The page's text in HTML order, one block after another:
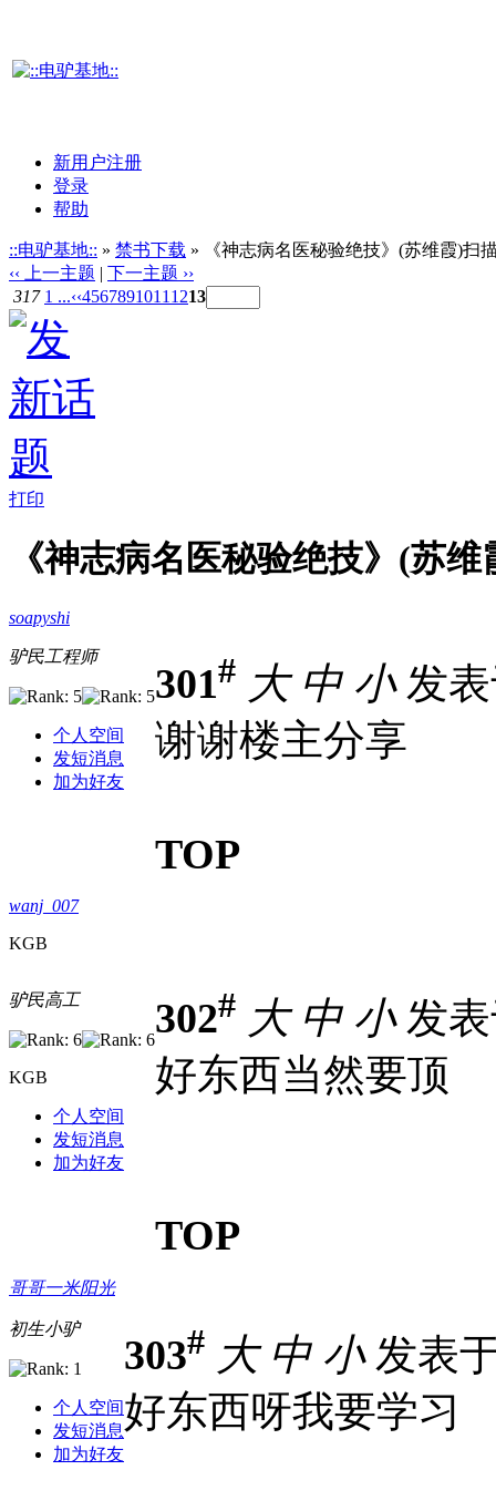
新用户注册
登录
帮助
::电驴基地:: » 禁书下载 » 《神志病名医秘验绝技》(苏维霞)扫
‹‹ 上一主题 | 下一主题 ››
317 1 ...‹‹4567891011 1213
打印
《神志病名医秘验绝技》(苏
soapyshi
驴民工程师
个人空间
发短消息
加为好友
301# 大 中 小发表
谢谢楼主分享
TOP
wanj_007
KGB
驴民高工
KGB
个人空间
发短消息
加为好友
302# 大 中 小发表
好东西当然要顶
TOP
哥哥一米阳光
初生小驴
个人空间
发短消息
加为好友
303# 大 中 小发表
好东西呀我要学习